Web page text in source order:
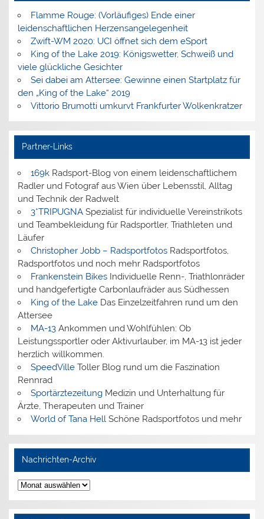
Flamme Rouge: (Vorläufiges) Ende einer
leidenschaftlichen Herzensangelegenheit
Zwift-WM 2020: UCI öffnet sich dem eSport
King of the Lake 2019: Königswetter, Schweiß und
viele glückliche Gesichter
Sei dabei am Attersee: Gewinne einen Startplatz für
den „King of the Lake“ 2019
Vittorio Brumotti umkurvt Frankfurter Wolkenkratzer
Partner-Links
169kRadsport-Blog von einem leidenschaftlichem
Radler und Fotograf aus Wien über Lebensstil, Alltag
und Technik der Radwelt
3*TRIPUGNASpezialist für individuelle Vereinstrikots
und Teambekleidung für Radsportler, Triathleten und
Läufer
Christopher Jobb – RadsportfotosRadsportfotos,
Radsportfotos und noch mehr Radsportfotos
Frankenstein BikesIndividuelle Renn-, Triathlonräder
und handgefertigte Carbonlaufräder aus Südhessen
King of the LakeDas Einzelzeitfahren rund um den
Attersee
MA-13Ankommen und Wohlfühlen: Ob
Leistungssportler oder Aktivurlauber, im MA-13 ist jeder
herzlich willkommen.
SpeedVilleToller Blog rund um die Faszination
Rennrad
SportärztezeitungMedizin und Unterhaltung für
Ärzte, Therapeuten und Trainer
World of Tana HellSchöne Radsportfotos und mehr
Nachrichten-Archiv
Nachrichten-
Archiv